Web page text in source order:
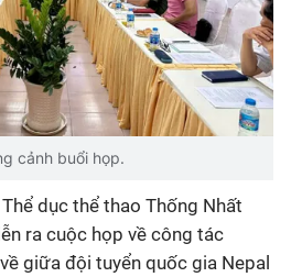
cảnh buổi họp.
dục thể thao Thống Nhất
ra cuộc họp về công tác
giữa đội tuyển quốc gia Nepal